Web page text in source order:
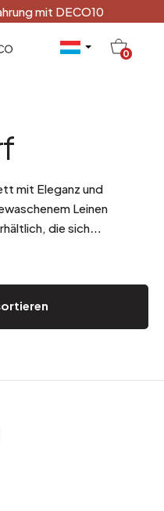
mit DECO10
0
mit Eleganz und
Leinen
die sich